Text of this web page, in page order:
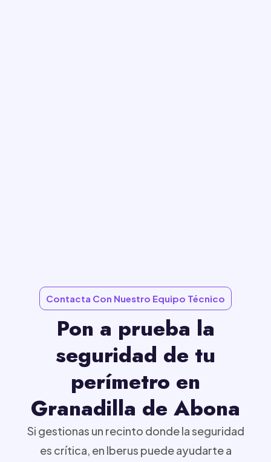
Contacta Con Nuestro Equipo Técnico
Pon a prueba la
seguridad de tu
perímetro en
Granadilla de Abona
Si gestionas un recinto donde la seguridad
es crítica, en Iberus puede ayudarte a